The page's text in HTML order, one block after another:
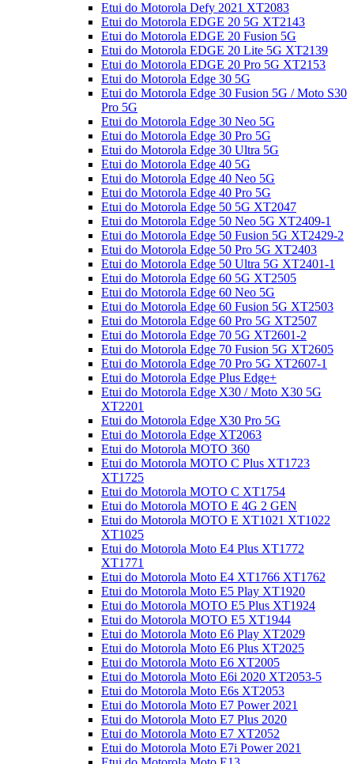
Etui do Motorola Defy 2021 XT2083
Etui do Motorola EDGE 20 5G XT2143
Etui do Motorola EDGE 20 Fusion 5G
Etui do Motorola EDGE 20 Lite 5G XT2139
Etui do Motorola EDGE 20 Pro 5G XT2153
Etui do Motorola Edge 30 5G
Etui do Motorola Edge 30 Fusion 5G / Moto S30
Pro 5G
Etui do Motorola Edge 30 Neo 5G
Etui do Motorola Edge 30 Pro 5G
Etui do Motorola Edge 30 Ultra 5G
Etui do Motorola Edge 40 5G
Etui do Motorola Edge 40 Neo 5G
Etui do Motorola Edge 40 Pro 5G
Etui do Motorola Edge 50 5G XT2047
Etui do Motorola Edge 50 Neo 5G XT2409-1
Etui do Motorola Edge 50 Fusion 5G XT2429-2
Etui do Motorola Edge 50 Pro 5G XT2403
Etui do Motorola Edge 50 Ultra 5G XT2401-1
Etui do Motorola Edge 60 5G XT2505
Etui do Motorola Edge 60 Neo 5G
Etui do Motorola Edge 60 Fusion 5G XT2503
Etui do Motorola Edge 60 Pro 5G XT2507
Etui do Motorola Edge 70 5G XT2601-2
Etui do Motorola Edge 70 Fusion 5G XT2605
Etui do Motorola Edge 70 Pro 5G XT2607-1
Etui do Motorola Edge Plus Edge+
Etui do Motorola Edge X30 / Moto X30 5G
XT2201
Etui do Motorola Edge X30 Pro 5G
Etui do Motorola Edge XT2063
Etui do Motorola MOTO 360
Etui do Motorola MOTO C Plus XT1723
XT1725
Etui do Motorola MOTO C XT1754
Etui do Motorola MOTO E 4G 2 GEN
Etui do Motorola MOTO E XT1021 XT1022
XT1025
Etui do Motorola Moto E4 Plus XT1772
XT1771
Etui do Motorola Moto E4 XT1766 XT1762
Etui do Motorola Moto E5 Play XT1920
Etui do Motorola MOTO E5 Plus XT1924
Etui do Motorola MOTO E5 XT1944
Etui do Motorola Moto E6 Play XT2029
Etui do Motorola Moto E6 Plus XT2025
Etui do Motorola Moto E6 XT2005
Etui do Motorola Moto E6i 2020 XT2053-5
Etui do Motorola Moto E6s XT2053
Etui do Motorola Moto E7 Power 2021
Etui do Motorola Moto E7 Plus 2020
Etui do Motorola Moto E7 XT2052
Etui do Motorola Moto E7i Power 2021